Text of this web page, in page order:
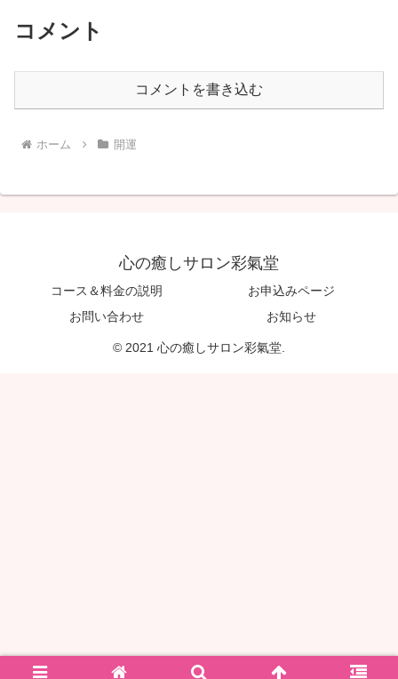
コメント
コメントを書き込む
ホーム 開運
心の癒しサロン彩氣堂
コース＆料金の説明
お申込みページ
お問い合わせ
お知らせ
© 2021 心の癒しサロン彩氣堂.